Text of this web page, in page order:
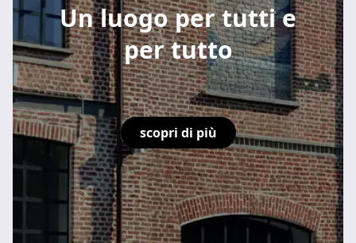
Un luogo per tutti e
per tutto
scopri di più